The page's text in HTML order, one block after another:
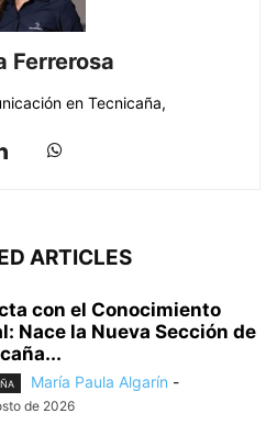
Ferrerosa
en Tecnicaña,
ARTICLES
con el Conocimiento
Nace la Nueva Sección de
María Paula Algarín -
de 2026